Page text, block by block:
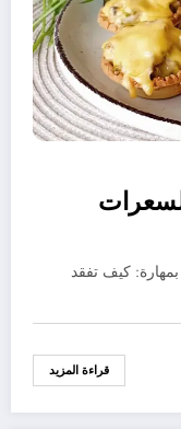
كيف تفقد
قراءة المزيد